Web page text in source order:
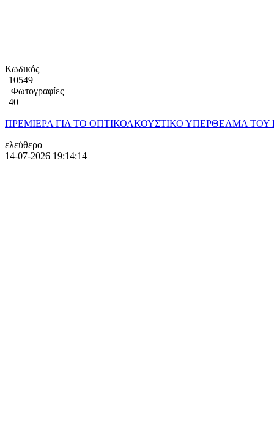
Κωδικός
10549
Φωτογραφίες
40
ΠΡΕΜΙΕΡΑ ΓΙΑ ΤΟ ΟΠΤΙΚΟΑΚΟΥΣΤΙΚΟ ΥΠΕΡΘΕΑΜΑ ΤΟΥ
ελεύθερο
14-07-2026 19:14:14